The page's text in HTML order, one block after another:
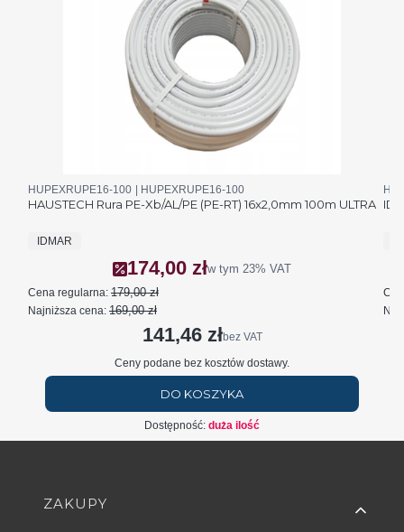
Kod produktu
HUPEXRUPE16-100 Kod producenta
HUPEXRUPE16-100
HAUSTECH Rura PE-Xb/AL/PE (PE-RT) 16x2,0mm 100m ULTRA
PRODUCENT
IDMAR
Cena promocyjna brutto
174,00 złw tym 23% VAT
Cena regularna: 179,00 zł
Najniższa cena: 169,00 zł
Cena netto
141,46 złbez VAT
Ceny podane bez kosztów dostawy.
DO KOSZYKA
Dostępność: duża ilość
Linki w stopce
ZAKUPY